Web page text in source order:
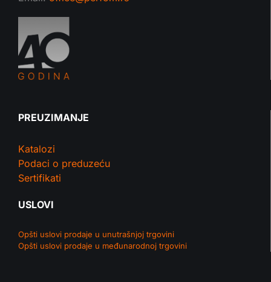
PREUZIMANJE
Katalozi
Podaci o preduzeću
Sertifikati
USLOVI
Opšti uslovi prodaje u unutrašnjoj trgovini
Opšti uslovi prodaje u međunarodnoj trgovini